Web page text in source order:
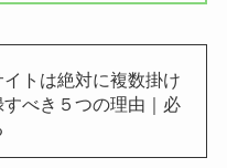
トは絶対に複数掛け
べき５つの理由｜必